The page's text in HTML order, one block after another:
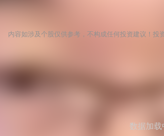
内容如涉及个股仅供参考，不构成任何投资建议！投
数据加载